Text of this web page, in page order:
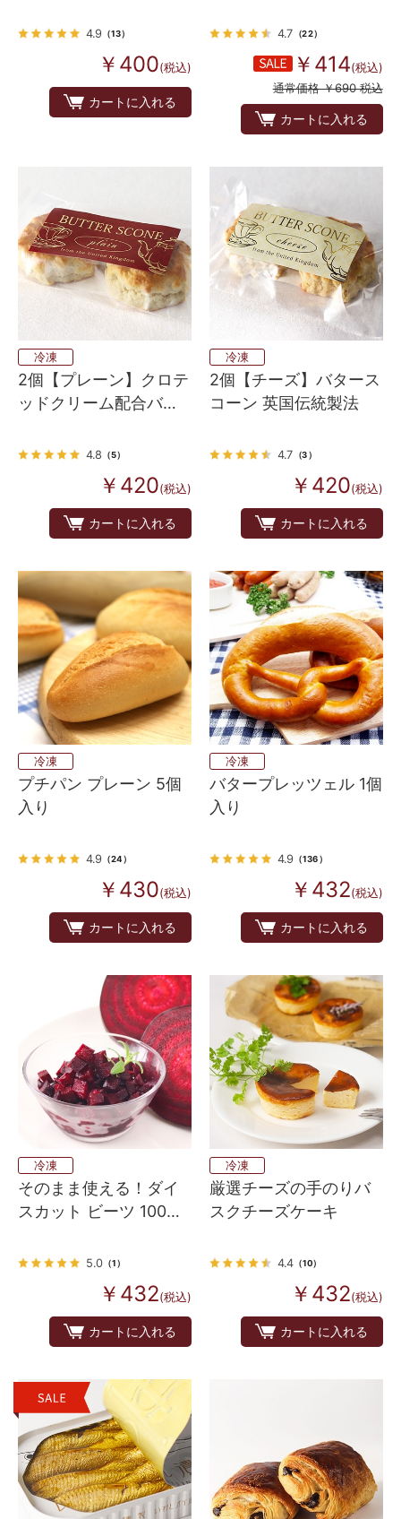
4.9 （13）
￥400(税込)
カートに入れる
4.7 （22）
￥414(税込)
通常価格 ￥690 税込
カートに入れる
冷凍
2個【プレーン】クロテ
ッドクリーム配合バタ
味
4.8 （5）
￥420(税込)
カートに入れる
冷凍
2個【チーズ】バタース
コーン 英国伝統製法
4.7 （3）
￥420(税込)
カートに入れる
冷凍
プチパン プレーン 5個
入り
4.9 （24）
￥430(税込)
カートに入れる
冷凍
バタープレッツェル 1個
入り
4.9 （136）
￥432(税込)
カートに入れる
冷凍
そのまま使える！ダイ
スカット ビーツ 100ｇ
5.0（1）
￥432(税込)
カートに入れる
冷凍
厳選チーズの手のりバ
スクチーズケーキ
4.4（10）
￥432(税込)
カートに入れる